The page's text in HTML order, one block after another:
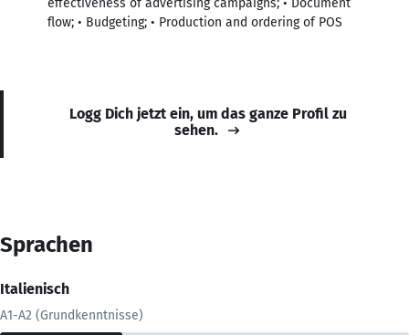
flow; • Budgeting; • Production and ordering of POS
Logg Dich jetzt ein, um das ganze Profil zu
sehen.
Sprachen
Italienisch
A1-A2 (Grundkenntnisse)